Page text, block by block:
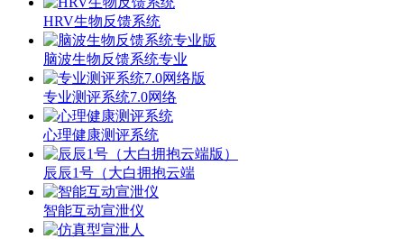
HRV生物反馈系统
脑波生物反馈系统专业
专业测评系统7.0网络
心理健康测评系统
辰辰1号（大白拥抱云端
智能互动宣泄仪